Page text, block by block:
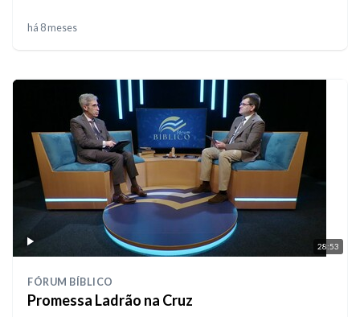
há 8 meses
28:53
FÓRUM BÍBLICO
Promessa Ladrão na Cruz